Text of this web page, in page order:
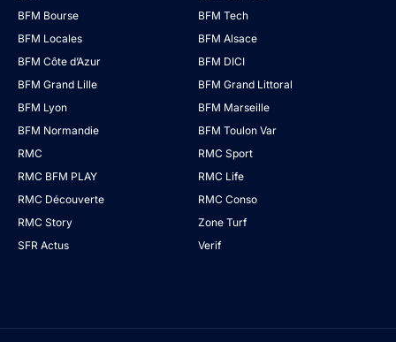
BFM Bourse
BFM Tech
BFM Locales
BFM Alsace
BFM Côte d’Azur
BFM DICI
BFM Grand Lille
BFM Grand Littoral
BFM Lyon
BFM Marseille
BFM Normandie
BFM Toulon Var
RMC
RMC Sport
RMC BFM PLAY
RMC Life
RMC Découverte
RMC Conso
RMC Story
Zone Turf
SFR Actus
Verif